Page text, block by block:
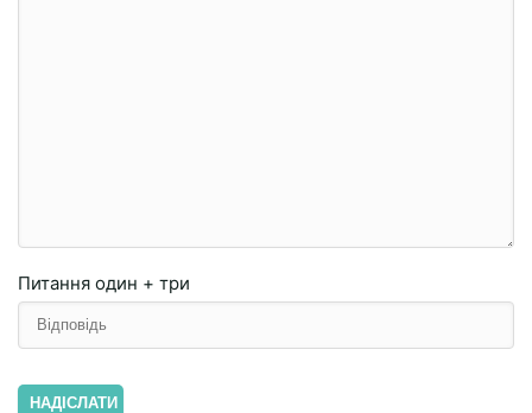
Питання один + три
НАДІСЛАТИ